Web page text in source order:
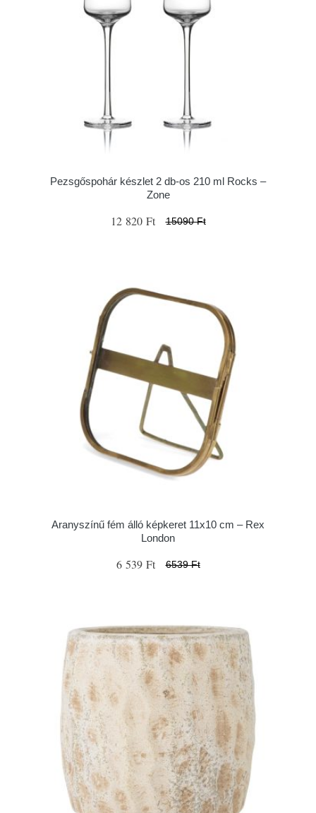
Pezsgőspohár készlet 2 db-os 210 ml Rocks –
Zone
12 820 Ft 15090 Ft
Aranyszínű fém álló képkeret 11x10 cm – Rex
London
6 539 Ft 6539 Ft